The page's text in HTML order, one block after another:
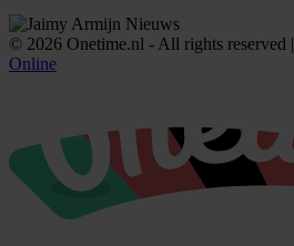
© 2026 Onetime.nl - All rights reserved |
Online